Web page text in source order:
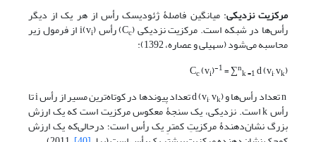
مرکزیت نزدیکی: میانگین فاصلۀ ژئودیسک رأس از هر یک از دیگر
رأس‌ها در شبکه است. مرکزیت نزدیکی (Cc ) رأس i(v i ) از فرمول زیر
محاسبه می‌شود (سهیلی و عصاره، 1392):
Cc(vi)-1= ∑nk =1d (vi, vk)
n تعداد رأس‌ها و d (v
i, vk ) تعداد پیوندها در کوتاه‌ترین مسیر از رأس i تا
رأس k است. نزدیکی، یک سنجۀ معکوس مرکزیت است که یک ارزش
بزرگ نشان‌دهندۀ مرکزیتِ کمترِ یک رأس است؛ درحالی‌که یک ارزش